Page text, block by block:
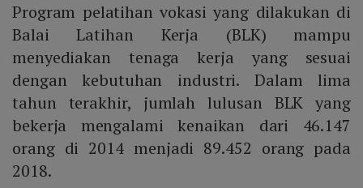
Program pelatihan vokasi yang dilakukan di
Balai Latihan Kerja (BLK) mampu
menyediakan tenaga kerja yang sesuai
dengan kebutuhan industri. Dalam lima
tahun terakhir, jumlah lulusan BLK yang
bekerja mengalami kenaikan dari 46.147
orang di 2014 menjadi 89.452 orang pada
2018.